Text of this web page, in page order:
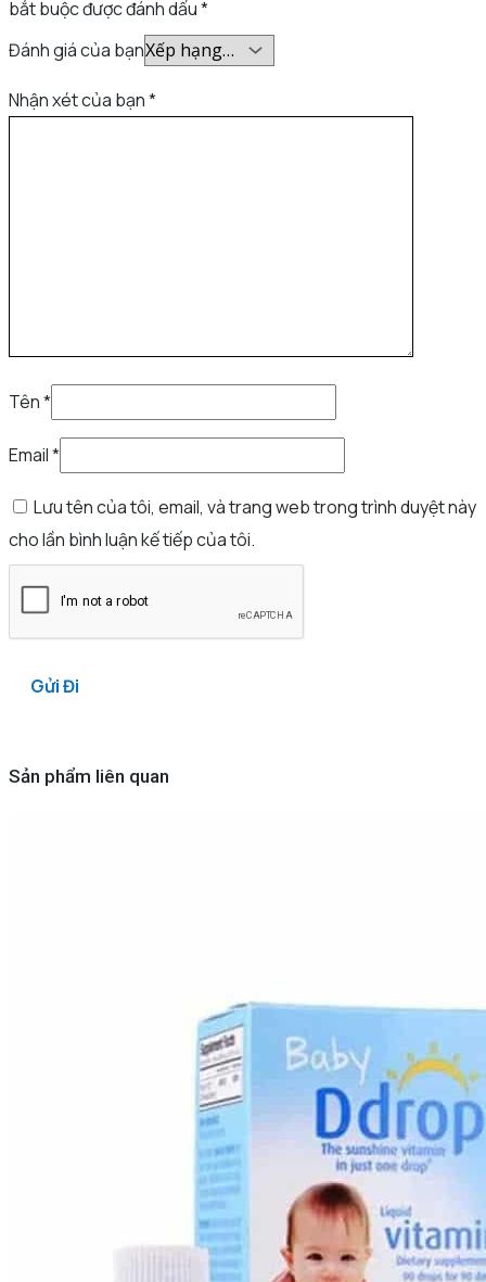
bắt buộc được đánh dấu*
Đánh giá của bạn
Nhận xét của bạn*
Tên*
Email*
Lưu tên của tôi, email, và trang web trong trình duyệt này
cho lần bình luận kế tiếp của tôi.
Sản phẩm liên quan